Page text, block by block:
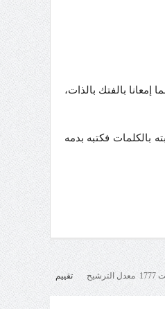
بالفتك بالذات،
بالكلمات فكتبه بدمه
تقييم